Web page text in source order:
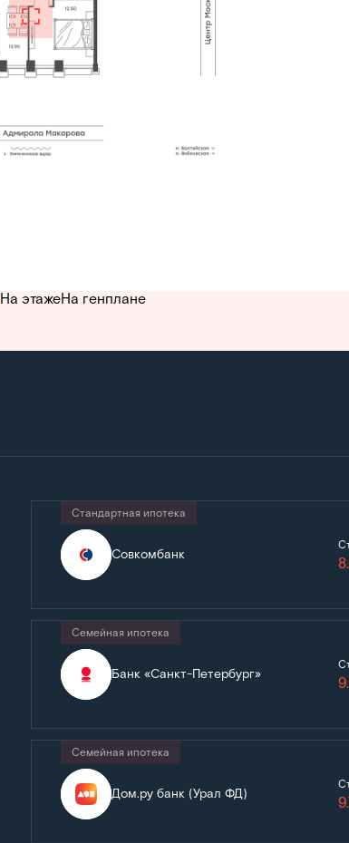
На этажеНа генплане
Совкомбанк
Стандартная ипотека
Банк «Санкт-Петербург»
Семейная ипотека
Дом.ру банк (Урал ФД)
Семейная ипотека